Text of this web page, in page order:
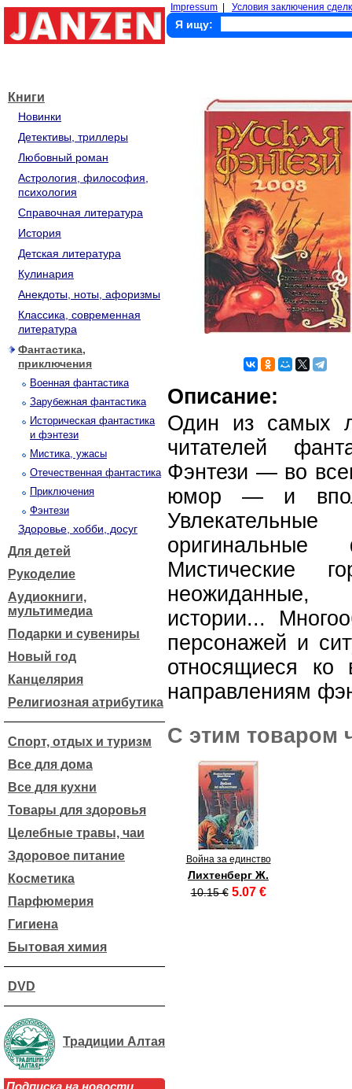
Impressum Условия заключения
Я ищу:
Книги
Новинки
Детективы, триллеры
Любовный роман
Астрология, философия,
психология
Справочная литература
История
Детская литература
Кулинария
Анекдоты, ноты, афоризмы
Классика, современная
литература
Фантастика,
приключения
Военная фантастика
Зарубежная фантастика
Историческая фантастика
и фэнтези
Мистика, ужасы
Отечественная фантастика
Приключения
Фэнтези
Здоровье, хобби, досуг
Для детей
Рукоделие
Аудиокниги,
мультимедиа
Подарки и сувениры
Новый год
Канцелярия
Религиозная атрибутика
Спорт, отдых и туризм
Все для дома
Все для кухни
Товары для здоровья
Целебные травы, чаи
Здоровое питание
Косметика
Парфюмерия
Гигиена
Бытовая химия
DVD
Традиции Алтая
Подписка на новости
Описание:
Один из самых
читателей
Фэнтези — во
юмор — и
оригинальные
Мистические
неожиданные,
истории...
персонажей и
относящиеся
направлениям
С этим товаром
Война за единство
Лихтенберг Ж.
10.15 € 5.07 €